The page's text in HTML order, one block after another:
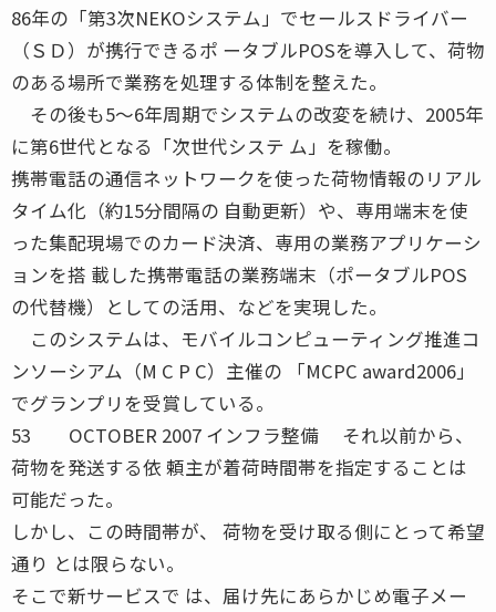
86年の「第3次NEKOシステム」でセールスドライバー
（ＳＤ）が携行できるポ ータブルPOSを導入して、荷物
のある場所で業務を処理する体制を整えた。
その後も5〜6年周期でシステムの改変を続け、2005年
に第6世代となる「次世代システ ム」を稼働。
携帯電話の通信ネットワークを使った荷物情報のリアル
タイム化（約15分間隔の 自動更新）や、専用端末を使
った集配現場でのカード決済、専用の業務アプリケーシ
ョンを搭 載した携帯電話の業務端末（ポータブルPOS
の代替機）としての活用、などを実現した。
このシステムは、モバイルコンピューティング推進コ
ンソーシアム（M C P C）主催の 「MCPC award2006」
でグランプリを受賞している。
53 OCTOBER 2007 インフラ整備 それ以前から、
荷物を発送する依 頼主が着荷時間帯を指定することは
可能だった。
しかし、この時間帯が、 荷物を受け取る側にとって希望
通り とは限らない。
そこで新サービスで は、届け先にあらかじめ電子メー